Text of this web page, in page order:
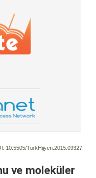
10.5505/TurkHijyen.2015.09327
ve moleküler